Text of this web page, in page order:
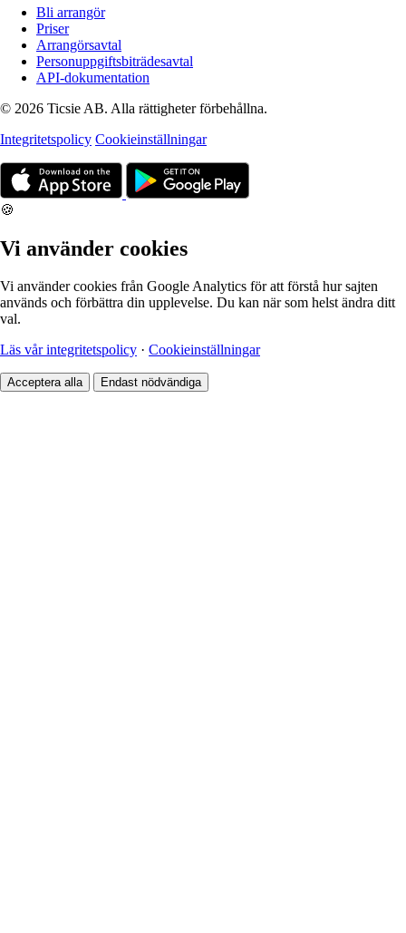
Bli arrangör
Priser
Arrangörsavtal
Personuppgiftsbiträdesavtal
API-dokumentation
© 2026 Ticsie AB. Alla rättigheter förbehållna.
Integritetspolicy Cookieinställningar
🍪
Vi använder cookies
Vi använder cookies från Google Analytics för att förstå hur sajten
används och förbättra din upplevelse. Du kan när som helst ändra ditt
val.
Läs vår integritetspolicy · Cookieinställningar
Acceptera alla Endast nödvändiga